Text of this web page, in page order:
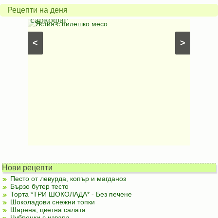
Рецепти на деня
>
<
в
саркофаг
Ястия с пилешко месо
Нови рецепти
Песто от левурда, копър и магданоз
Бързо бутер тесто
Торта *ТРИ ШОКОЛАДА* - Без печене
Шоколадови снежни топки
Шарена, цветна салата